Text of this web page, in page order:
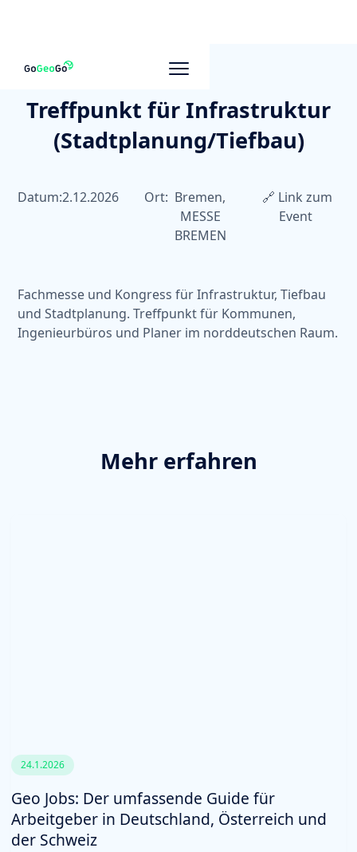
Treffpunkt für Infrastruktur
(Stadtplanung/Tiefbau)
Datum:2.12.2026 Ort: Bremen,
MESSE
BREMEN
🔗 Link zum
Event
Fachmesse und Kongress für Infrastruktur, Tiefbau
und Stadtplanung. Treffpunkt für Kommunen,
Ingenieurbüros und Planer im norddeutschen Raum.
Mehr erfahren
24.1.2026
Geo Jobs: Der umfassende Guide für
Arbeitgeber in Deutschland, Österreich und
der Schweiz